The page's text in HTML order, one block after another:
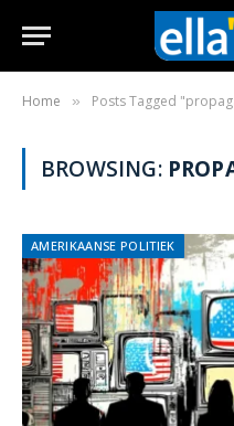
Home » Posts Tagged
BROWSING:
AMERIKAANSE POLITIEK